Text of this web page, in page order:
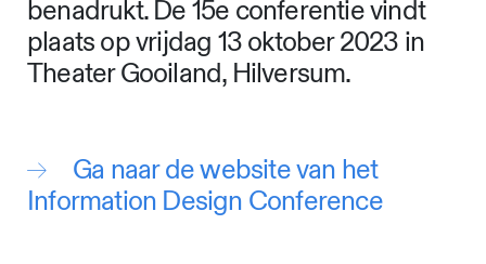
benadrukt. De 15e conferentie vindt
plaats op vrijdag 13 oktober 2023 in
Theater Gooiland, Hilversum.
Ga naar de website van het
Information Design Conference